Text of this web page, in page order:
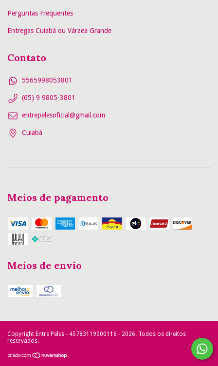
Perguntas Frequentes
Entregas Cuiabá ou Várzea Grande
Contato
5565998053801
(65) 9 9805-3801
entrepelesoficial@gmail.com
Cuiabá
Meios de pagamento
Meios de envio
Copyright Entre Peles - 45783119000116 - 2026. Todos os direitos
reservados.